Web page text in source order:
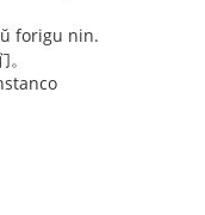
forigu nin.